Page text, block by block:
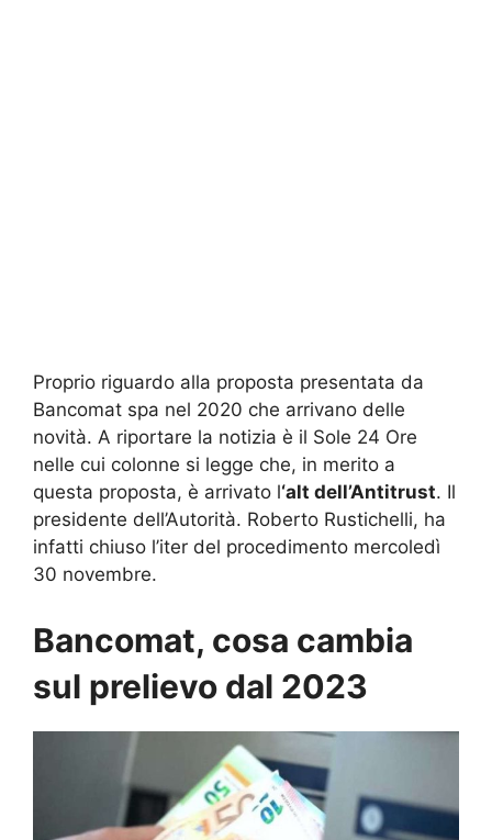
Proprio riguardo alla proposta presentata da
Bancomat spa nel 2020 che arrivano delle
novità. A riportare la notizia è il Sole 24 Ore
nelle cui colonne si legge che, in merito a
questa proposta, è arrivato l‘alt dell’Antitrust. Il
presidente dell’Autorità. Roberto Rustichelli, ha
infatti chiuso l’iter del procedimento mercoledì
30 novembre.
Bancomat, cosa cambia
sul prelievo dal 2023